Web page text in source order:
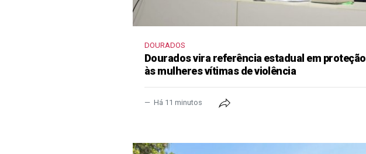
DOURADOS
Dourados vira referência estadual em proteção
às mulheres vítimas de violência
Há 11 minutos